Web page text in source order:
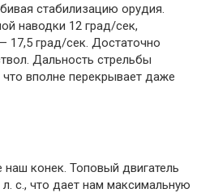
стабилизацию орудия.
наводки 12 град/cек,
17,5 град/сек. Достаточно
Дальность стрельбы
что вполне перекрывает даже
конек. Топовый двигатель
с., что дает нам максимальную